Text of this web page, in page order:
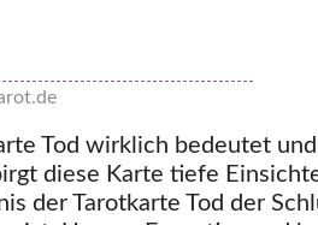
Tod wirklich bedeutet
diese Karte tiefe
der Tarotkarte Tod der